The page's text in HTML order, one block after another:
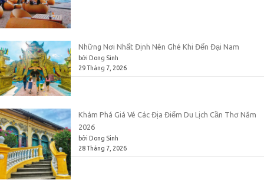
Những Nơi Nhất Định Nên Ghé Khi Đến Đại Nam
bởi Dong Sinh
29 Tháng 7, 2026
Khám Phá Giá Vé Các Địa Điểm Du Lịch Cần Thơ Năm
2026
bởi Dong Sinh
28 Tháng 7, 2026